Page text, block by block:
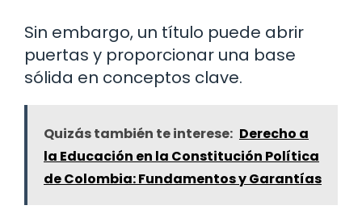
Sin embargo, un título puede abrir
puertas y proporcionar una base
sólida en conceptos clave.
Quizás también te interese: Derecho a
la Educación en la Constitución Política
de Colombia: Fundamentos y Garantías